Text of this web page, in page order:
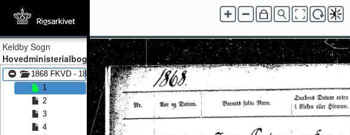
Keldby Sogn
Hovedministerialbog
1868 FKVD - 1891 FKVD
1
2
3
4